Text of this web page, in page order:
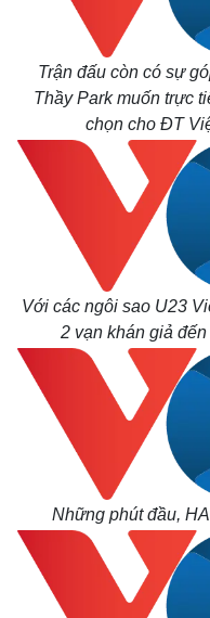
Quan sát
Cuộc sống đó đây
Hồ sơ
Trận đấu còn có sự
Thầy Park muốn trực
chọn cho ĐT
Với các ngôi sao U23
2 vạn khán giả
Những phút đầu,